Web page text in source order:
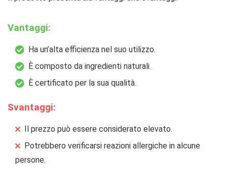
Vantaggi:
Ha un’alta efficienza nel suo utilizzo.
È composto da ingredienti naturali.
È certificato per la sua qualità.
Svantaggi:
Il prezzo può essere considerato elevato.
Potrebbero verificarsi reazioni allergiche in alcune
persone.